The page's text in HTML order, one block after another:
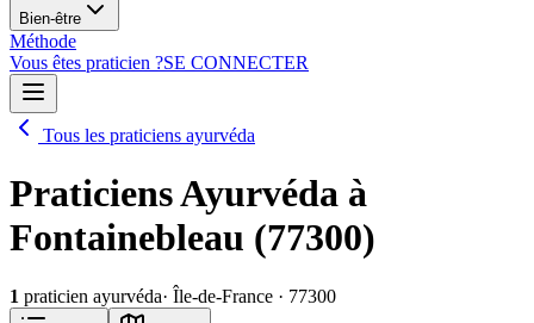
Bien-être
Méthode
Vous êtes praticien ?SE CONNECTER
Tous les praticiens ayurvéda
Praticiens Ayurvéda à
Fontainebleau (77300)
1 praticien ayurvéda· Île-de-France · 77300